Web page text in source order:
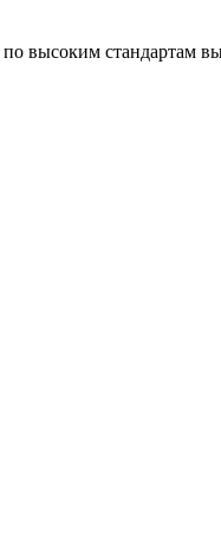
высоким стандартам